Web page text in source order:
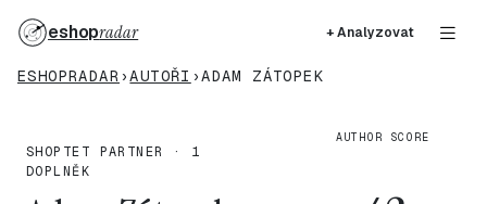
eshopradar + Analyzovat
ESHOPRADAR ›AUTOŘI ›ADAM ZÁTOPEK
SHOPTET PARTNER · 1
DOPLNĚK
AUTHOR SCORE